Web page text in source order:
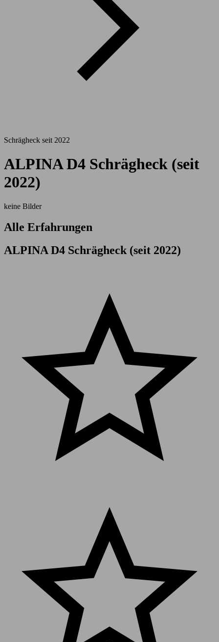
Schrägheck seit 2022
ALPINA D4 Schrägheck (seit
2022)
keine Bilder
Alle Erfahrungen
ALPINA D4 Schrägheck (seit 2022)